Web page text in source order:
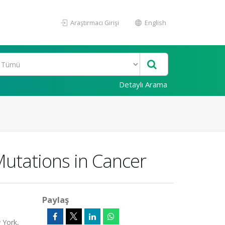
Araştırmacı Girişi English
Detaylı Arama
in Cancer
Paylaş